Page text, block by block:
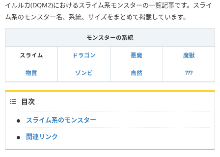
イルルカ(DQM2)におけるスライム系モンスターの一覧記事です。スライ
ム系のモンスター名、系統、サイズをまとめて掲載しています。
モンスターの系統
スライム ドラゴン 悪魔 魔獣
物質 ゾンビ 自然 ???
目次
スライム系のモンスター
関連リンク